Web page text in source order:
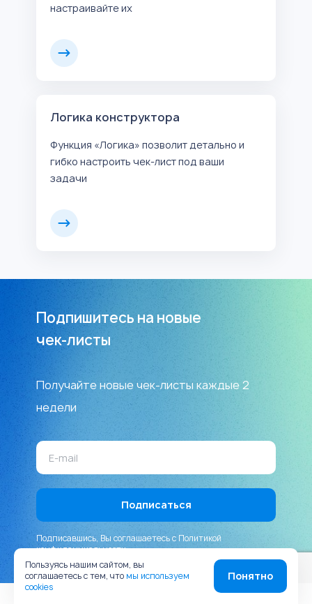
настраивайте их
Логика конструктора
Функция «Логика» позволит детально и
гибко настроить чек-лист под ваши
задачи
Подпишитесь на новые
чек-листы
Получайте новые чек-листы каждые 2
недели
Подписавшись, Вы соглашаетесь с Политикой
конфиденциальности
Пользуясь нашим сайтом, вы
соглашаетесь с тем, что мы используем
cookies
Понятно